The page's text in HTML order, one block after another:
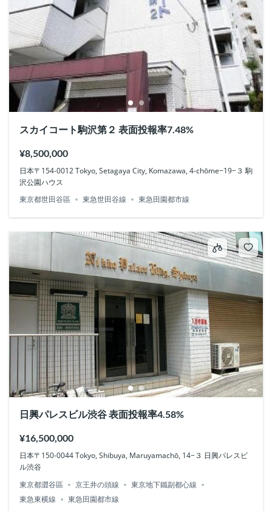
スカイコート駒沢第２ 表面投報率7.48%
¥8,500,000
日本〒154-0012 Tokyo, Setagaya City, Komazawa, 4-chōme−19−３ 駒
沢公園ハウス
東京都世田谷區
東急世田谷線 東急田園都市線
日興パレスビル渋谷 表面投報率4.58%
¥16,500,000
日本〒150-0044 Tokyo, Shibuya, Maruyamachō, 14−３ 日興パレスビ
ル渋谷
東京都澀谷區
京王井の頭線
東京地下鐵副都心線
東急東横線
東急田園都市線